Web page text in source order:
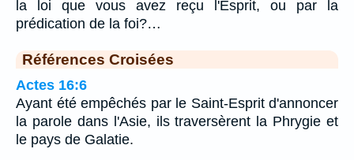
la loi que vous avez reçu l'Esprit, ou par la
prédication de la foi?…
Références Croisées
Actes 16:6
Ayant été empêchés par le Saint-Esprit d'annoncer
la parole dans l'Asie, ils traversèrent la Phrygie et
le pays de Galatie.